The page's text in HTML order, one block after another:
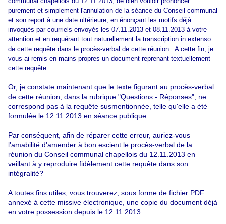
purement et simplement l'annulation de la séance du Conseil communal
et son report à une date ultérieure, en énonçant les motifs déjà
invoqués par courriels envoyés les 07.11.2013 et 08.11.2013 à votre
attention et en requérant tout naturellement la transcription in extenso
de cette requête dans le procès-verbal de cette réunion. A cette fin, je
vous ai remis en mains propres un document reprenant textuellement
cette requête.
Or, je constate maintenant que le texte figurant au procès-verbal
de cette réunion, dans la rubrique "Questions - Réponses", ne
correspond pas à la requête susmentionnée, telle qu'elle a été
formulée le 12.11.2013 en séance publique.
Par conséquent, afin de réparer cette erreur, auriez-vous
l'amabilité d'amender à bon escient le procès-verbal de la
réunion du Conseil communal chapellois du 12.11.2013 en
veillant à y reproduire fidèlement cette requête dans son
intégralité?
A toutes fins utiles, vous trouverez, sous forme de fichier PDF
annexé à cette missive électronique, une copie du document déjà
en votre possession depuis le 12.11.2013.